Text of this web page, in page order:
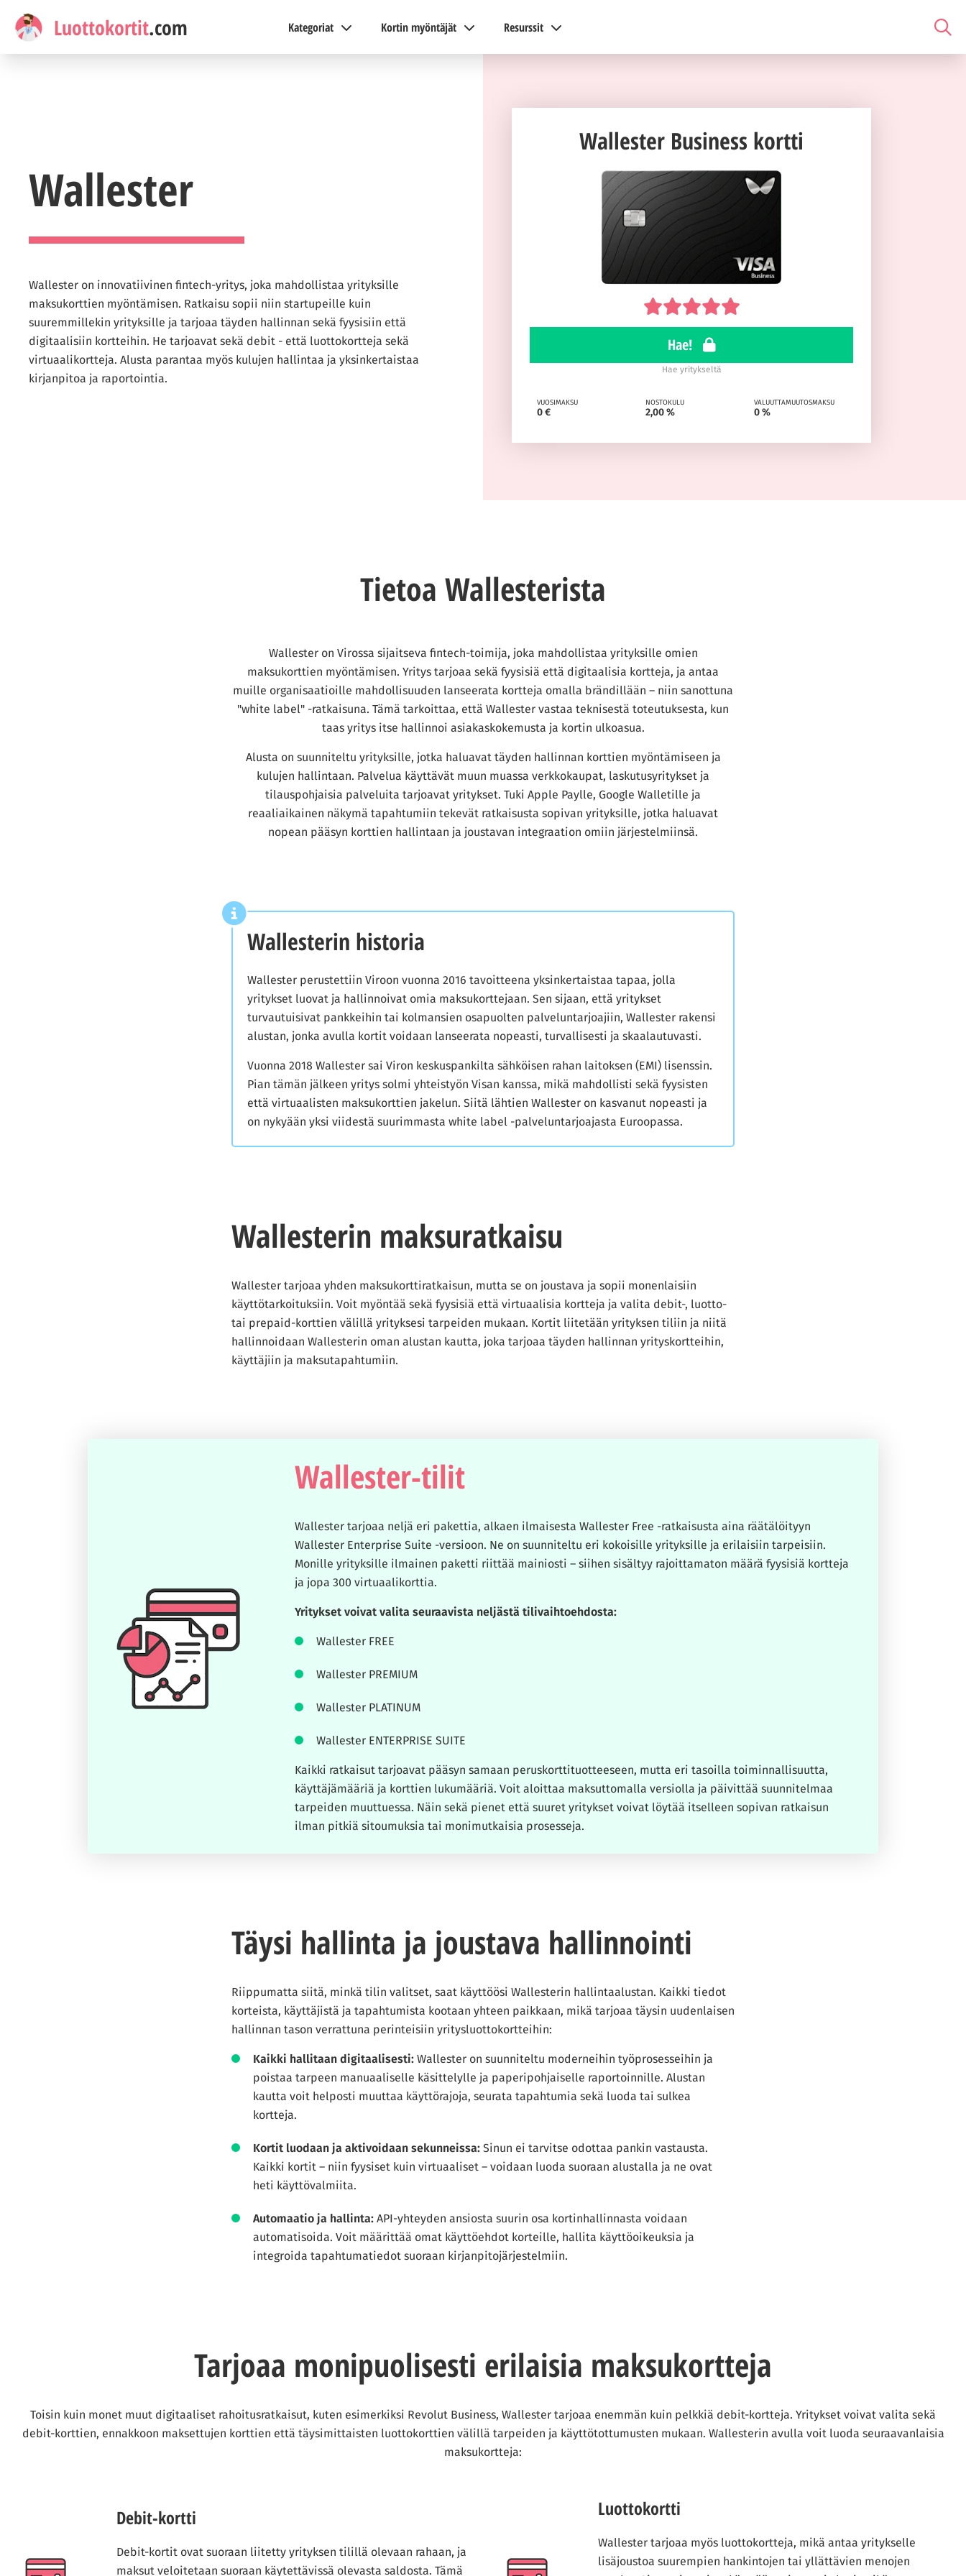
Luottokortit.com Kategoriat Kortin myöntäjät Resurssit
Wallester
Wallester on innovatiivinen fintech-yritys, joka mahdollistaa yrityksille
maksukorttien myöntämisen. Ratkaisu sopii niin startupeille kuin
suuremmillekin yrityksille ja tarjoaa täyden hallinnan sekä fyysisiin että
digitaalisiin kortteihin. He tarjoavat sekä debit - että luottokortteja sekä
virtuaalikortteja. Alusta parantaa myös kulujen hallintaa ja yksinkertaistaa
kirjanpitoa ja raportointia.
Wallester Business kortti
Hae!
Hae yritykseltä
VUOSIMAKSU
0 €
NOSTOKULU
2,00 %
VALUUTTAMUUTOSMAKSU
0 %
Tietoa Wallesterista
Wallester on Virossa sijaitseva fintech-toimija, joka mahdollistaa yrityksille omien
maksukorttien myöntämisen. Yritys tarjoaa sekä fyysisiä että digitaalisia kortteja, ja antaa
muille organisaatioille mahdollisuuden lanseerata kortteja omalla brändillään – niin sanottuna
"white label" -ratkaisuna. Tämä tarkoittaa, että Wallester vastaa teknisestä toteutuksesta, kun
taas yritys itse hallinnoi asiakaskokemusta ja kortin ulkoasua.
Alusta on suunniteltu yrityksille, jotka haluavat täyden hallinnan korttien myöntämiseen ja
kulujen hallintaan. Palvelua käyttävät muun muassa verkkokaupat, laskutusyritykset ja
tilauspohjaisia palveluita tarjoavat yritykset. Tuki Apple Paylle, Google Walletille ja
reaaliaikainen näkymä tapahtumiin tekevät ratkaisusta sopivan yrityksille, jotka haluavat
nopean pääsyn korttien hallintaan ja joustavan integraation omiin järjestelmiinsä.
Wallesterin historia
Wallester perustettiin Viroon vuonna 2016 tavoitteena yksinkertaistaa tapaa, jolla
yritykset luovat ja hallinnoivat omia maksukorttejaan. Sen sijaan, että yritykset
turvautuisivat pankkeihin tai kolmansien osapuolten palveluntarjoajiin, Wallester rakensi
alustan, jonka avulla kortit voidaan lanseerata nopeasti, turvallisesti ja skaalautuvasti.
Vuonna 2018 Wallester sai Viron keskuspankilta sähköisen rahan laitoksen (EMI) lisenssin.
Pian tämän jälkeen yritys solmi yhteistyön Visan kanssa, mikä mahdollisti sekä fyysisten
että virtuaalisten maksukorttien jakelun. Siitä lähtien Wallester on kasvanut nopeasti ja
on nykyään yksi viidestä suurimmasta white label -palveluntarjoajasta Euroopassa.
Wallesterin maksuratkaisu
Wallester tarjoaa yhden maksukorttiratkaisun, mutta se on joustava ja sopii monenlaisiin
käyttötarkoituksiin. Voit myöntää sekä fyysisiä että virtuaalisia kortteja ja valita debit-, luotto-
tai prepaid-korttien välillä yrityksesi tarpeiden mukaan. Kortit liitetään yrityksen tiliin ja niitä
hallinnoidaan Wallesterin oman alustan kautta, joka tarjoaa täyden hallinnan yrityskortteihin,
käyttäjiin ja maksutapahtumiin.
Wallester-tilit
Wallester tarjoaa neljä eri pakettia, alkaen ilmaisesta Wallester Free -ratkaisusta aina räätälöityyn
Wallester Enterprise Suite -versioon. Ne on suunniteltu eri kokoisille yrityksille ja erilaisiin tarpeisiin.
Monille yrityksille ilmainen paketti riittää mainiosti – siihen sisältyy rajoittamaton määrä fyysisiä kortteja
ja jopa 300 virtuaalikorttia.
Yritykset voivat valita seuraavista neljästä tilivaihtoehdosta:
Wallester FREE
Wallester PREMIUM
Wallester PLATINUM
Wallester ENTERPRISE SUITE
Kaikki ratkaisut tarjoavat pääsyn samaan peruskorttituotteeseen, mutta eri tasoilla toiminnallisuutta,
käyttäjämääriä ja korttien lukumääriä. Voit aloittaa maksuttomalla versiolla ja päivittää suunnitelmaa
tarpeiden muuttuessa. Näin sekä pienet että suuret yritykset voivat löytää itselleen sopivan ratkaisun
ilman pitkiä sitoumuksia tai monimutkaisia prosesseja.
Täysi hallinta ja joustava hallinnointi
Riippumatta siitä, minkä tilin valitset, saat käyttöösi Wallesterin hallintaalustan. Kaikki tiedot
korteista, käyttäjistä ja tapahtumista kootaan yhteen paikkaan, mikä tarjoaa täysin uudenlaisen
hallinnan tason verrattuna perinteisiin yritysluottokortteihin:
Kaikki hallitaan digitaalisesti: Wallester on suunniteltu moderneihin työprosesseihin ja
poistaa tarpeen manuaaliselle käsittelylle ja paperipohjaiselle raportoinnille. Alustan
kautta voit helposti muuttaa käyttörajoja, seurata tapahtumia sekä luoda tai sulkea
kortteja.
Kortit luodaan ja aktivoidaan sekunneissa: Sinun ei tarvitse odottaa pankin vastausta.
Kaikki kortit – niin fyysiset kuin virtuaaliset – voidaan luoda suoraan alustalla ja ne ovat
heti käyttövalmiita.
Automaatio ja hallinta: API-yhteyden ansiosta suurin osa kortinhallinnasta voidaan
automatisoida. Voit määrittää omat käyttöehdot korteille, hallita käyttöoikeuksia ja
integroida tapahtumatiedot suoraan kirjanpitojärjestelmiin.
Tarjoaa monipuolisesti erilaisia maksukortteja
Toisin kuin monet muut digitaaliset rahoitusratkaisut, kuten esimerkiksi Revolut Business, Wallester tarjoaa enemmän kuin pelkkiä debit-kortteja. Yritykset voivat valita sekä
debit-korttien, ennakkoon maksettujen korttien että täysimittaisten luottokorttien välillä tarpeiden ja käyttötottumusten mukaan. Wallesterin avulla voit luoda seuraavanlaisia
maksukortteja:
Debit-kortti
Debit-kortit ovat suoraan liitetty yrityksen tilillä olevaan rahaan, ja
maksut veloitetaan suoraan käytettävissä olevasta saldosta. Tämä
Luottokortti
Wallester tarjoaa myös luottokortteja, mikä antaa yritykselle
lisäjoustoa suurempien hankintojen tai yllättävien menojen